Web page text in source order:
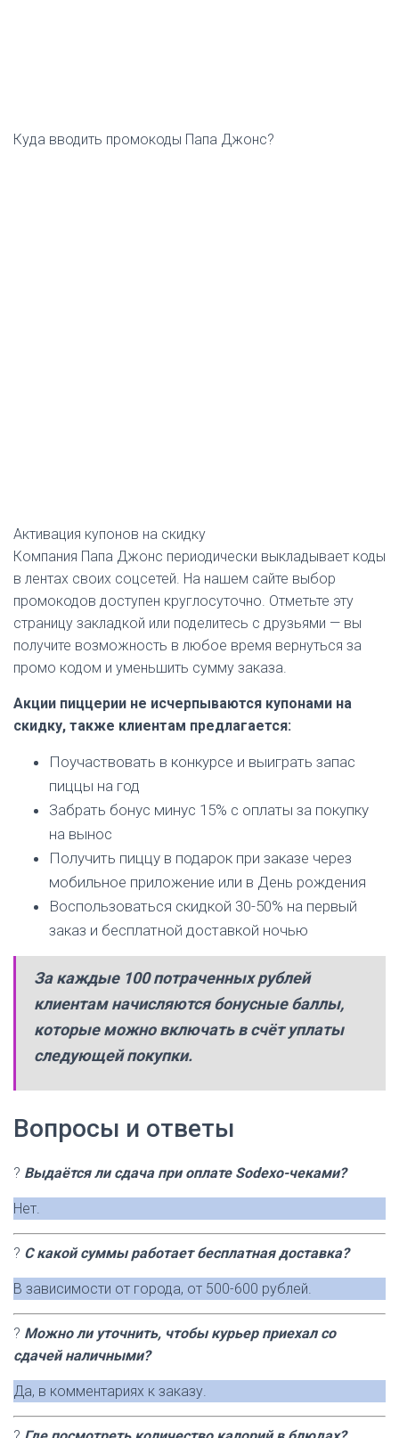
Куда вводить промокоды Папа Джонс?
Активация купонов на скидку
Компания Папа Джонс периодически выкладывает коды
в лентах своих соцсетей. На нашем сайте выбор
промокодов доступен круглосуточно. Отметьте эту
страницу закладкой или поделитесь с друзьями — вы
получите возможность в любое время вернуться за
промо кодом и уменьшить сумму заказа.
Акции пиццерии не исчерпываются купонами на
скидку, также клиентам предлагается:
Поучаствовать в конкурсе и выиграть запас
пиццы на год
Забрать бонус минус 15% с оплаты за покупку
на вынос
Получить пиццу в подарок при заказе через
мобильное приложение или в День рождения
Воспользоваться скидкой 30-50% на первый
заказ и бесплатной доставкой ночью
За каждые 100 потраченных рублей
клиентам начисляются бонусные баллы,
которые можно включать в счёт уплаты
следующей покупки.
Вопросы и ответы
? Выдаётся ли сдача при оплате Sodexo-чеками?
Нет.
? С какой суммы работает бесплатная доставка?
В зависимости от города, от 500-600 рублей.
? Можно ли уточнить, чтобы курьер приехал со
сдачей наличными?
Да, в комментариях к заказу.